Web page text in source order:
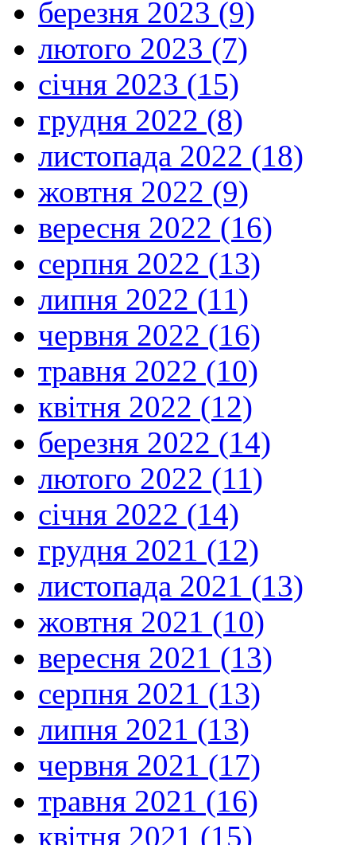
березня 2023 (9)
лютого 2023 (7)
січня 2023 (15)
грудня 2022 (8)
листопада 2022 (18)
жовтня 2022 (9)
вересня 2022 (16)
серпня 2022 (13)
липня 2022 (11)
червня 2022 (16)
травня 2022 (10)
квітня 2022 (12)
березня 2022 (14)
лютого 2022 (11)
січня 2022 (14)
грудня 2021 (12)
листопада 2021 (13)
жовтня 2021 (10)
вересня 2021 (13)
серпня 2021 (13)
липня 2021 (13)
червня 2021 (17)
травня 2021 (16)
квітня 2021 (15)